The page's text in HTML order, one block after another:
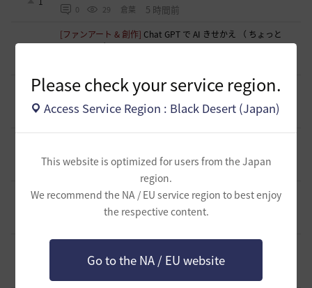
Please check your service region.
Access Service Region : Black Desert (Japan)
This website is optimized for users from the Japan
region.
We recommend the NA / EU service region to best enjoy
the respective content.
Go to the NA / EU website
0 29 倉葉 5 時間前
[ファンアート & 創作] Chat GPT で AI きせかえ （ ちょっと
アレ・・・ ）
0
[ギルド募集]🏠このゲーム世界にひとり佇む人へ／CASAギ
ルドはメンバー募集中_10.08.26
0 30 ァォ-日本 7 時間前
0
0 42 みやみやみ 9 時間前
[ギルド募集]のんびり行こうよ「おねんねタイム」ギルドメ
ンバー募集！初心者・復帰勢も歓迎！
22時から酒
について